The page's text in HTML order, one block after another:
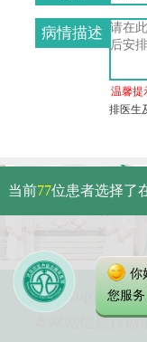
病情描述
温馨提
排医生
Copyright
本网站信息仅
当前77位患者选择了
你
您服务